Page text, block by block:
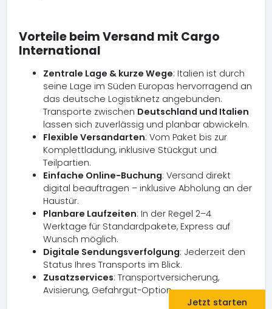
Vorteile beim Versand mit Cargo
International
Zentrale Lage & kurze Wege: Italien ist durch
seine Lage im Süden Europas hervorragend an
das deutsche Logistiknetz angebunden.
Transporte zwischen Deutschland und Italien
lassen sich zuverlässig und planbar abwickeln.
Flexible Versandarten: Vom Paket bis zur
Komplettladung, inklusive Stückgut und
Teilpartien.
Einfache Online-Buchung: Versand direkt
digital beauftragen – inklusive Abholung an der
Haustür.
Planbare Laufzeiten: In der Regel 2–4
Werktage für Standardpakete, Express auf
Wunsch möglich.
Digitale Sendungsverfolgung: Jederzeit den
Status Ihres Transports im Blick.
Zusatzservices: Transportversicherung,
Avisierung, Gefahrgut-Option
Jetzt starten